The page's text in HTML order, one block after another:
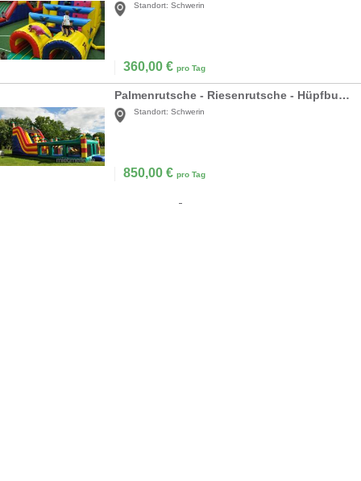
Standort: Schwerin
360,00 € pro Tag
Palmenrutsche - Riesenrutsche - Hüpfburg mieten
Standort: Schwerin
850,00 € pro Tag